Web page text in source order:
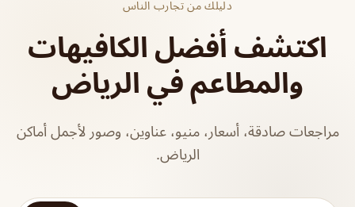
دليلك من تجارب الناس
اكتشف أفضل الكافيهات
والمطاعم في الرياض
مراجعات صادقة، أسعار، منيو، عناوين، وصور لأجمل أماكن
الرياض.